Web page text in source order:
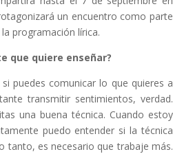
un encuentro como parte
programación lírica.
que quiere enseñar?
puedes comunicar lo que quieres a
transmitir sentimientos, verdad.
una buena técnica. Cuando estoy
puedo entender si la técnica
tanto, es necesario que trabaje más.